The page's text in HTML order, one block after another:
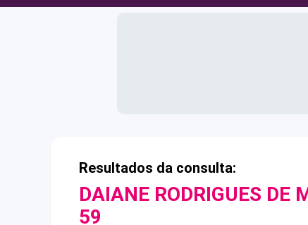
Resultados da consulta:
DAIANE RODRIGUES DE
59